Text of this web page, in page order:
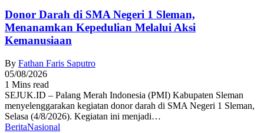
Donor Darah di SMA Negeri 1 Sleman,
Menanamkan Kepedulian Melalui Aksi
Kemanusiaan
By Fathan Faris Saputro
05/08/2026
1 Mins read
SEJUK.ID – Palang Merah Indonesia (PMI) Kabupaten Sleman
menyelenggarakan kegiatan donor darah di SMA Negeri 1 Sleman,
Selasa (4/8/2026). Kegiatan ini menjadi…
BeritaNasional